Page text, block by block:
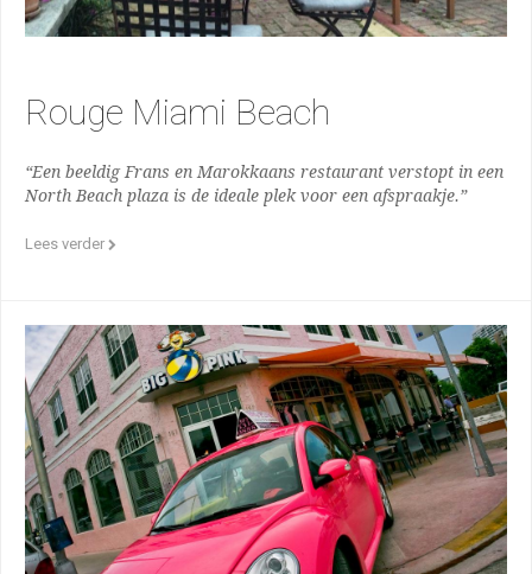
Rouge Miami Beach
“Een beeldig Frans en Marokkaans restaurant verstopt in een
North Beach plaza is de ideale plek voor een afspraakje.”
Lees verder